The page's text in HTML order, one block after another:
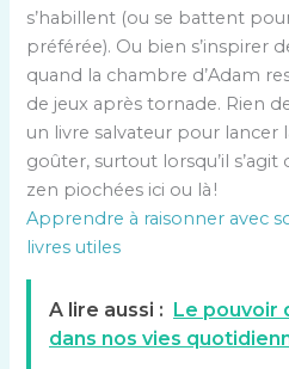
s’habillent (ou se battent
préférée). Ou bien s’inspirer
quand la chambre d’Adam
de jeux après tornade. Rien
un livre salvateur pour lancer
goûter, surtout lorsqu’il
zen piochées ici ou là !
Apprendre à raisonner avec
livres utiles
A lire aussi :
Le pouvoir
dans nos vies